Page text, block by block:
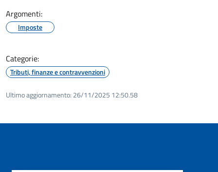
Argomenti:
Imposte
Categorie:
Tributi, finanze e contravvenzioni
Ultimo aggiornamento: 26/11/2025 12:50.58